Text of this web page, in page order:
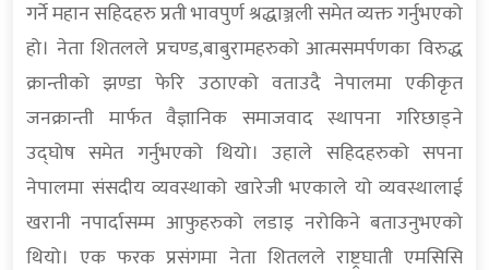
गर्ने महान सहिदहरु प्रती भावपुर्ण श्रद्धाञ्जली समेत व्यक्त गर्नुभएको
हो। नेता शितलले प्रचण्ड,बाबुरामहरुको आत्मसमर्पणका विरुद्ध
क्रान्तीको झण्डा फेरि उठाएको वताउदै नेपालमा एकीकृत
जनक्रान्ती मार्फत वैज्ञानिक समाजवाद स्थापना गरिछाड्ने
उद्घोष समेत गर्नुभएको थियो। उहाले सहिदहरुको सपना
नेपालमा संसदीय व्यवस्थाको खारेजी भएकाले यो व्यवस्थालाई
खरानी नपार्दासम्म आफुहरुको लडाइ नरोकिने बताउनुभएको
थियो। एक फरक प्रसंगमा नेता शितलले राष्ट्रघाती एमसिसि